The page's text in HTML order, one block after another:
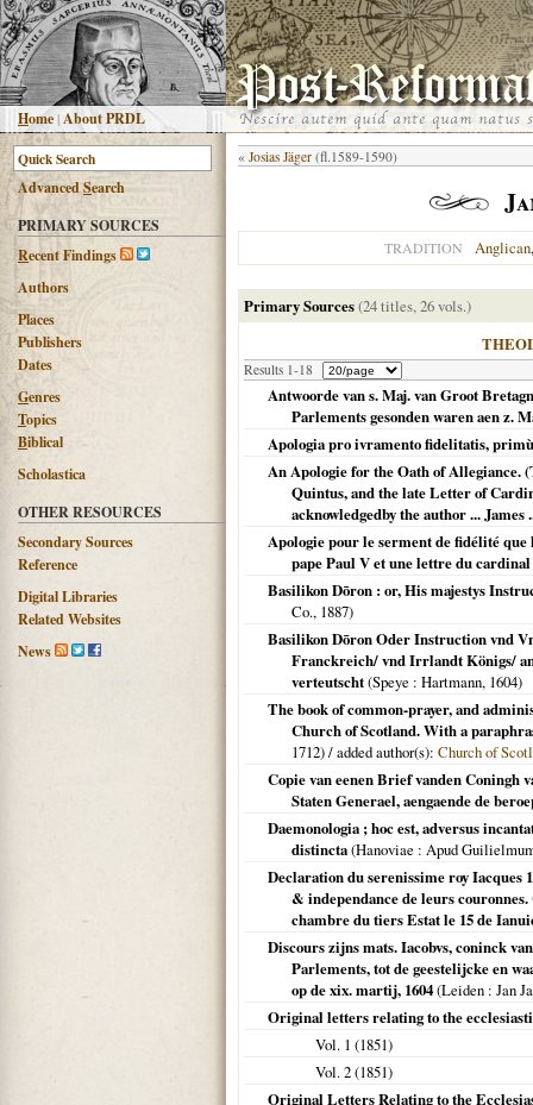
Home |About PRDL
AdvancedSearch
PRIMARY SOURCES
Recent Findings
Authors
Places
Publishers
Dates
Genres
Topics
Biblical
Scholastica
OTHER RESOURCES
Secondary Sources
Reference
Digital Libraries
Related Websites
News
« Josias Jäger (fl.1589-1590)
TRADITION Anglican
Primary Sources(24 titles, 26 vols.)
Results 1-18
Antwoorde van s. Maj. van Groot
Parlements gesonden waren aen z.
Apologia pro ivramento fidelitatis,
An Apologie for the Oath of Allegiance.
Quintus, and the late Letter of
acknowledgedby the author ...
Apologie pour le serment de fidélité
pape Paul V et une lettre du
Basilikon Dōron : or, His majestys
Co., 1887)
Basilikon Dōron Oder Instruction vnd
Franckreich/ vnd Irrlandt Königs/
verteutscht(Speye : Hartmann, 1604)
The book of common-prayer, and
Church of Scotland. With a
1712) / added author(s): Church of
Copie van eenen Brief vanden Coningh
Staten Generael, aengaende de
Daemonologia ; hoc est, adversus
distincta(Hanoviae : Apud
Declaration du serenissime roy Iacques
& independance de leurs
chambre du tiers Estat le 15 de
Discours zijns mats. Iacobvs, coninck
Parlements, tot de geestelijcke en
op de xix. martij, 1604(Leiden : Jan
Original letters relating to the
Vol. 1 (1851)
Vol. 2 (1851)
Original Letters Relating to the